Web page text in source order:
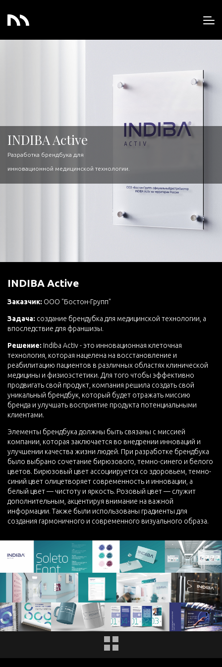
INDIBA Active
Разработка брендбука для
инновационной медицинской технологии.
INDIBA Active
Заказчик: ООО "Бостон-Групп"
Задача: создание брендубка для медицинской технологии, а
впоследствие для франшизы.
Решение: Indiba Activ - это инновационная клеточная
технология, которая нацелена на восстановление и
реабилитацию пациентов в различных областях клинической
медицины и физиоэстетики. Для того чтобы эффективно
продвигать свой продукт, компания решила создать свой
уникальный брендбук, который будет отражать миссию
бренда и улучшать восприятие продукта потенциальными
клиентами.
Элементы брендбука должны быть связаны с миссией
компании, которая заключается во внедрении инноваций и
улучшении качества жизни людей. При разработке брендбука
было выбрано сочетание бирюзового, темно-синего и белого
цветов. Бирюзовый цвет ассоциируется со здоровьем, темно-
синий цвет олицетворяет современность и инновации, а
белый цвет — чистоту и яркость. Розовый цвет — служит
дополнительным, акцентируя внимание на важной
информации. Также были использованы градиенты для
создания гармоничного и современного визуального образа.